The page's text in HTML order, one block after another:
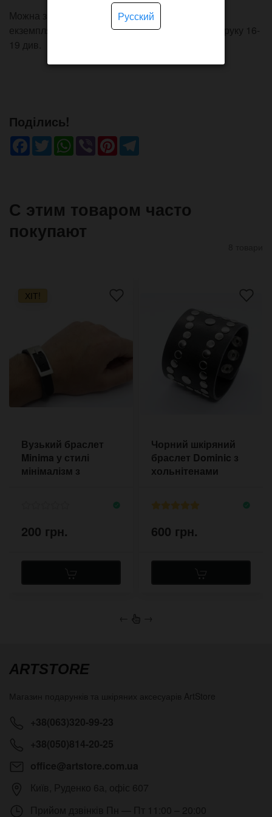
Можна замовити укорочений або дуже довгий
екземпляр. Стандартна версія розрахована на руку 16-
19 див.
Поділись!
Facebook
TwitterWhatsApp
ViberPinterest
С этим товаром часто
покупают
ХІТ!
Вузький браслет
Minima у стилі
мінімалізм з
200 грн.
Чорний шкіряний
браслет Dominic з
хольнітенами
600 грн.
← →
ARTSTORE
Русский